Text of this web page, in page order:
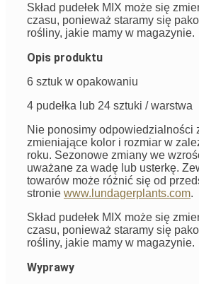
Skład pudełek MIX może się
czasu, ponieważ staramy się
rośliny, jakie mamy w magazynie.
Opis produktu
6 sztuk w opakowaniu
4 pudełka lub 24 sztuki / warstwa
Nie ponosimy odpowiedzialności
zmieniające kolor i rozmiar w
roku. Sezonowe zmiany we
uważane za wadę lub usterkę.
towarów może różnić się od
stronie www.lundagerplants.com.
Skład pudełek MIX może się
czasu, ponieważ staramy się
rośliny, jakie mamy w magazynie.
Wyprawy